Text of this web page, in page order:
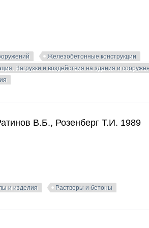
Железобетонные конструкции
Нагрузки и воздействия на здания и
В.Б., Розенберг Т.И. 1989
и изделия Растворы и бетоны